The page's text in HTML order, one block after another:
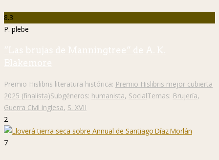
8.3
P. plebe
“Las brujas de Manningtree” de A. K.
Blakemore
Premio Hislibris literatura histórica: Premio Hislibris mejor cubierta
2025 (finalista)Subgéneros: humanista, SocialTemas: Brujería,
Guerra Civil inglesa, S. XVII
2
7